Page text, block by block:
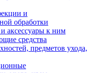
и
обработки
аксессуары к ним
средства
предметов ухода,